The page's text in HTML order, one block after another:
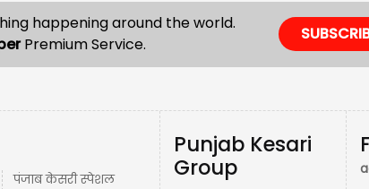
happening around the world.
Premium Service.
पंजाब केसरी स्पेशल
Punjab Kesari
Group